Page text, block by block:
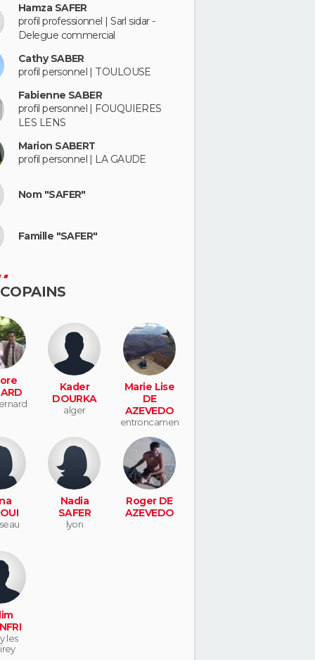
Hamza SAFER
profil professionnel | Sarl sidar -
Delegue commercial
Cathy SABER
profil personnel | TOULOUSE
Fabienne SABER
profil personnel | FOUQUIERES
LES LENS
Marion SABERT
profil personnel | LA GAUDE
Nom "SAFER"
Famille "SAFER"
Kader
DOURKA
alger
Marie Lise
DE
AZEVEDO
entroncamen
to
Nadia
SAFER
lyon
Roger DE
AZEVEDO
les